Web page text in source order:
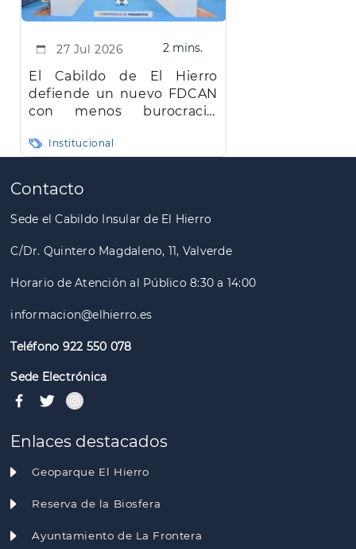
27 Jul 2026 2 mins.
El Cabildo de El Hierro
defiende un nuevo FDCAN
con menos burocracia,
Institucional
Paginación
Contacto
Sede el Cabildo Insular de El Hierro
C/Dr. Quintero Magdaleno, 11, Valverde
Horario de Atención al Público 8:30 a 14:00
informacion@elhierro.es
Teléfono 922 550 078
Sede Electrónica
Enlaces destacados
Geoparque El Hierro
Reserva de la Biosfera
Ayuntamiento de La Frontera